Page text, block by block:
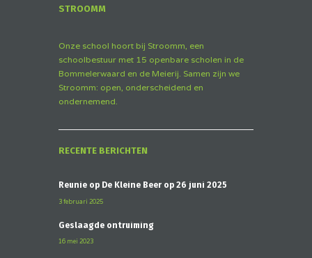
STROOMM
Onze school hoort bij Stroomm, een
schoolbestuur met 15 openbare scholen in de
Bommelerwaard en de Meierij. Samen zijn we
Stroomm: open, onderscheidend en
ondernemend.
RECENTE BERICHTEN
Reünie op De Kleine Beer op 26 juni 2025
3 februari 2025
Geslaagde ontruiming
16 mei 2023